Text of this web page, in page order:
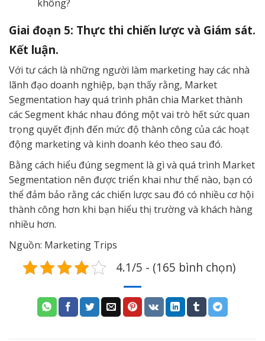
không?
Giai đoạn 5: Thực thi chiến lược và Giám sát.
Kết luận.
Với tư cách là những người làm marketing hay các nhà
lãnh đạo doanh nghiệp, bạn thấy rằng, Market
Segmentation hay quá trình phân chia Market thành
các Segment khác nhau đóng một vai trò hết sức quan
trọng quyết định đến mức độ thành công của các hoạt
động marketing và kinh doanh kéo theo sau đó.
Bằng cách hiểu đúng segment là gì và quá trình Market
Segmentation nên được triển khai như thế nào, bạn có
thể đảm bảo rằng các chiến lược sau đó có nhiều cơ hội
thành công hơn khi bạn hiểu thị trường và khách hàng
nhiều hơn.
Nguồn: Marketing Trips
4.1/5 - (165 bình chọn)